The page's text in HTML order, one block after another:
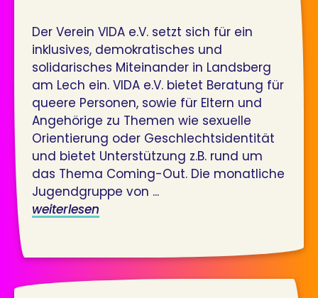
Der Verein VIDA e.V. setzt sich für ein
inklusives, demokratisches und
solidarisches Miteinander in Landsberg
am Lech ein. VIDA e.V. bietet Beratung für
queere Personen, sowie für Eltern und
Angehörige zu Themen wie sexuelle
Orientierung oder Geschlechtsidentität
und bietet Unterstützung z.B. rund um
das Thema Coming-Out. Die monatliche
Jugendgruppe von ...
weiterlesen